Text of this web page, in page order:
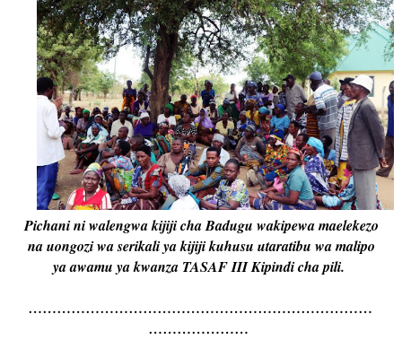
Pichani ni walengwa kijiji cha Badugu wakipewa maelekezo
na uongozi wa serikali ya kijiji kuhusu utaratibu wa malipo
ya awamu ya kwanza TASAF III Kipindi cha pili.
………………………………………………………………
…………………